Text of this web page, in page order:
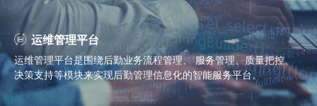
运维管理平台
运维管理平台是围绕后勤业务流程管理、 服务管理、质量把控、
决策支持等模块来实现后勤管理信息化的智能服务平台。